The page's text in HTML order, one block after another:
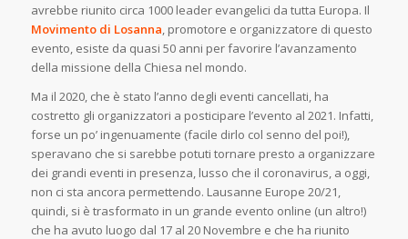
avrebbe riunito circa 1000 leader evangelici da tutta Europa. Il
Movimento di Losanna, promotore e organizzatore di questo
evento, esiste da quasi 50 anni per favorire l’avanzamento
della missione della Chiesa nel mondo.
Ma il 2020, che è stato l’anno degli eventi cancellati, ha
costretto gli organizzatori a posticipare l’evento al 2021. Infatti,
forse un po’ ingenuamente (facile dirlo col senno del poi!),
speravano che si sarebbe potuti tornare presto a organizzare
dei grandi eventi in presenza, lusso che il coronavirus, a oggi,
non ci sta ancora permettendo. Lausanne Europe 20/21,
quindi, si è trasformato in un grande evento online (un altro!)
che ha avuto luogo dal 17 al 20 Novembre e che ha riunito